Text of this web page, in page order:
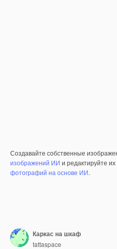
Создавайте собственные
изображений ИИ и редактируйте
фотографий на основе ИИ.
Каркас на шкаф
tattaspace